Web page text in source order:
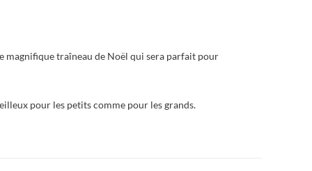
magnifique traîneau de Noël qui sera parfait pour
pour les petits comme pour les grands.